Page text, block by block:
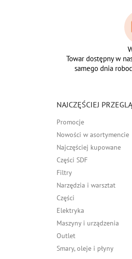
Towar dostępny w
samego dnia
NAJCZĘŚCIEJ
Promocje
Nowości w asortymencie
Najczęściej kupowane
Części SDF
Filtry
Narzędzia i warsztat
Części
Elektryka
Maszyny i urządzenia
Outlet
Smary, oleje i płyny